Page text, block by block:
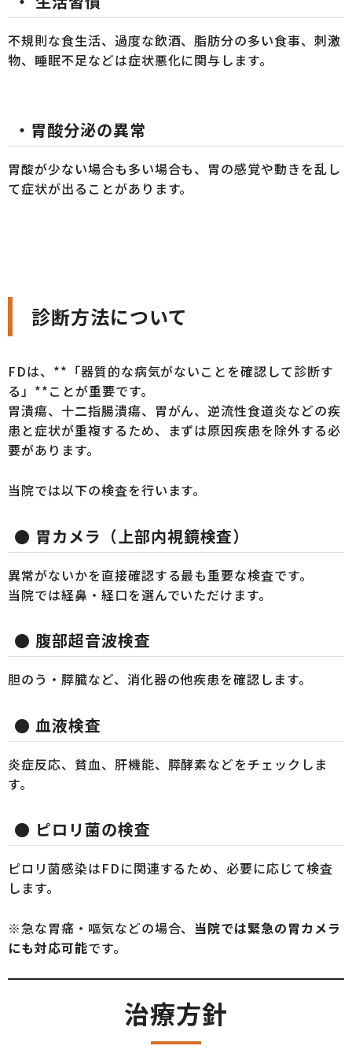
不規則な食生活、過度な飲酒、脂肪分の多い食事、刺激
物、睡眠不足などは症状悪化に関与します。
・ 胃酸分泌の異常
胃酸が少ない場合も多い場合も、胃の感覚や動きを乱し
て症状が出ることがあります。
診断方法について
FDは、**「器質的な病気がないことを確認して診断す
る」**ことが重要です。
胃潰瘍、十二指腸潰瘍、胃がん、逆流性食道炎などの疾
患と症状が重複するため、まずは原因疾患を除外する必
要があります。
当院では以下の検査を行います。
● 胃カメラ（上部内視鏡検査）
異常がないかを直接確認する最も重要な検査です。
当院では経鼻・経口を選んでいただけます。
● 腹部超音波検査
胆のう・膵臓など、消化器の他疾患を確認します。
● 血液検査
炎症反応、貧血、肝機能、膵酵素などをチェックしま
す。
● ピロリ菌の検査
ピロリ菌感染はFDに関連するため、必要に応じて検査
します。
※急な胃痛・嘔気などの場合、 当院では緊急の胃カメラ
にも対応可能です。
治療方針